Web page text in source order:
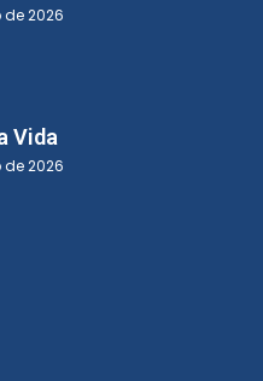
2026
Vida
2026